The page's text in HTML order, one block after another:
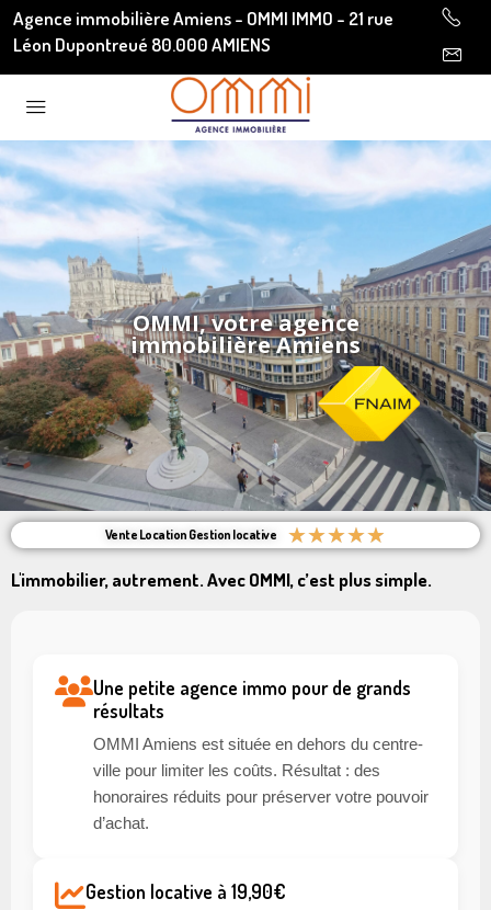
Agence immobilière Amiens - OMMI IMMO - 21 rue
Léon Dupontreué 80.000 AMIENS
OMMI, votre agence
immobilière Amiens
Vente Location Gestion locative ★★★★★
L'immobilier, autrement. Avec OMMI, c’est plus simple.
Une petite agence immo pour de grands
résultats
OMMI Amiens est située en dehors du centre-
ville pour limiter les coûts. Résultat : des
honoraires réduits pour préserver votre pouvoir
d’achat.
Gestion locative à 19,90€